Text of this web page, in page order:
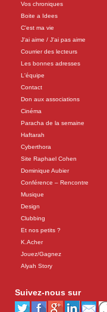
Vos chroniques
Boite a Idees
C'est ma vie
J'ai aime / J'ai pas aime
Courrier des lecteurs
Les bonnes adresses
L'équipe
Contact
Don aux associations
Cinéma
Paracha de la semaine
Haftarah
Cyberthora
Site Raphael Cohen
Dominique Aubier
Conférence – Rencontre
Musique
Design
Clubbing
Et nos petits ?
K.Acher
Jouez/Gagnez
Alyah Story
Suivez-nous sur